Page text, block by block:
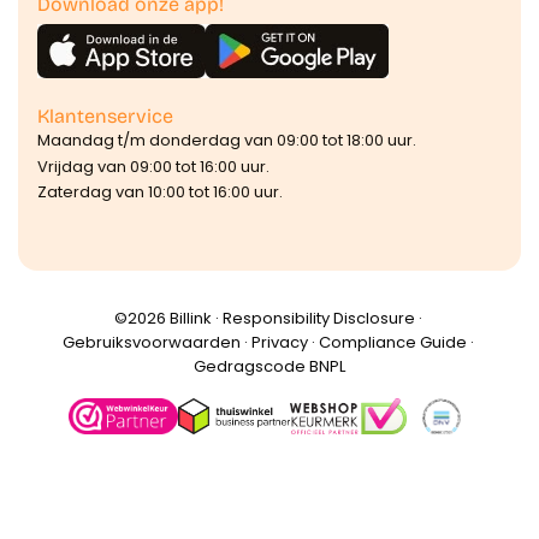
Klantenservice
Maandag t/m donderdag van 09:00 tot 18:00 uur.
Vrijdag van 09:00 tot 16:00 uur.
Zaterdag van 10:00 tot 16:00 uur.
©️2026 Billink · Responsibility Disclosure ·
Gebruiksvoorwaarden · Privacy· Compliance Guide ·
Gedragscode BNPL